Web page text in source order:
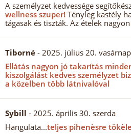
A személyzet kedvessége
wellness szuper! Tényleg kastély
tágasak és tiszták. Az ételek
Tiborné - 2025. július 20. vasárnap
Ellátás nagyon jó takarítás
kiszolgálást kedves személyzet
a közelben több látnivalóval
Sybill - 2025. április 30. szerda
Hangulata...teljes pihenèsre